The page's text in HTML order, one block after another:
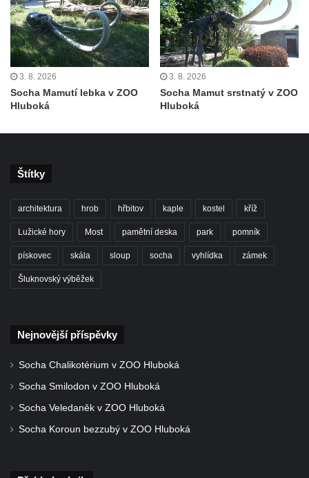
svatého Jana Nepomuckého ve Sloupu v
Čechách
Reliéf na průčelí obchodního domu čp. 849
na třídě T. G. Masaryka v Novém Boru
Reliéf Jeden den ze života horníka na
průčelí Hornického domu v Sokolově
náměstí v Kněževsi
Socha svatého Františka Xaverského u
Dvořákových sadech v Karlových Varech
Teplicích nad Metují
Bývalá socha na křižovatce ulic Ještědská a
Školní v Rychnově u Jablonce nad Nisou
Socha svatého Jana Nepomuckého v
3. 8. 2026
Socha Mamutí lebka v ZOO
Hluboká
3. 8. 2026
Socha Mamut srstnatý v ZOO
Hluboká
Štítky
architektura hrob hřbitov kaple kostel kříž
Lužické hory Most pamětní deska park pomník
pískovec skála sloup socha vyhlídka zámek
Šluknovský výběžek
Nejnovější příspěvky
Socha Chalikotérium v ZOO Hluboká
Socha Smilodon v ZOO Hluboká
Socha Veledaněk v ZOO Hluboká
Socha Koroun bezzubý v ZOO Hluboká